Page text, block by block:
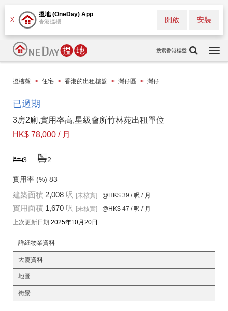
X
搵地 (OneDay) App
香港搵樓 安裝
開啟
搜索香港樓盤
搵樓盤 > 住宅 > 香港的出租樓盤 > 灣仔區 > 灣仔
已過期
3房2廁,實用率高,星級會所竹林苑出租單位
HK$ 78,000 / 月
3 2
實用率 (%) 83
建築面積 2,008 呎 [未核實] @HK$ 39 / 呎 / 月
實用面積 1,670 呎 [未核實] @HK$ 47 / 呎 / 月
上次更新日期 2025年10月20日
詳細物業資料
大廈資料
地圖
街景